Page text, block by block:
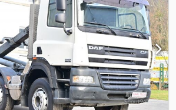
első forgalomba helyezés: 2020/10, első
S D Ijfx Anzef